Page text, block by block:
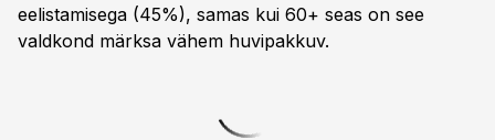
eelistamisega (45%), samas kui 60+ seas on see
valdkond märksa vähem huvipakkuv.